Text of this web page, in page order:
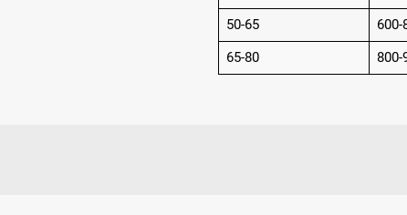
50-65
600-
65-80
800-